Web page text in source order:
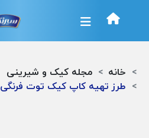
خانه
مجله کیک و شیرینی
طرز تهیه کاپ کیک توت فرنگی